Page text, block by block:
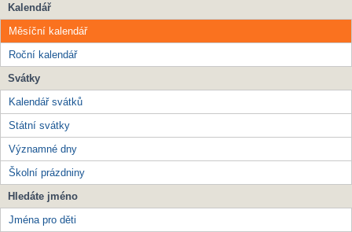
Kalendář
Měsíční kalendář
Roční kalendář
Svátky
Kalendář svátků
Státní svátky
Významné dny
Školní prázdniny
Hledáte jméno
Jména pro děti